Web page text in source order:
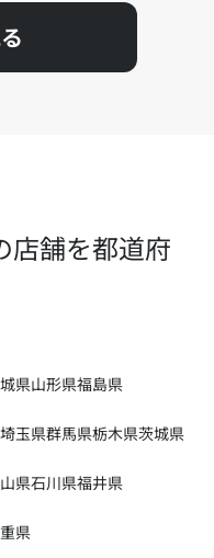
店舗を都道府
県山形県福島県
埼玉県群馬県栃木県茨城県
県石川県福井県
県